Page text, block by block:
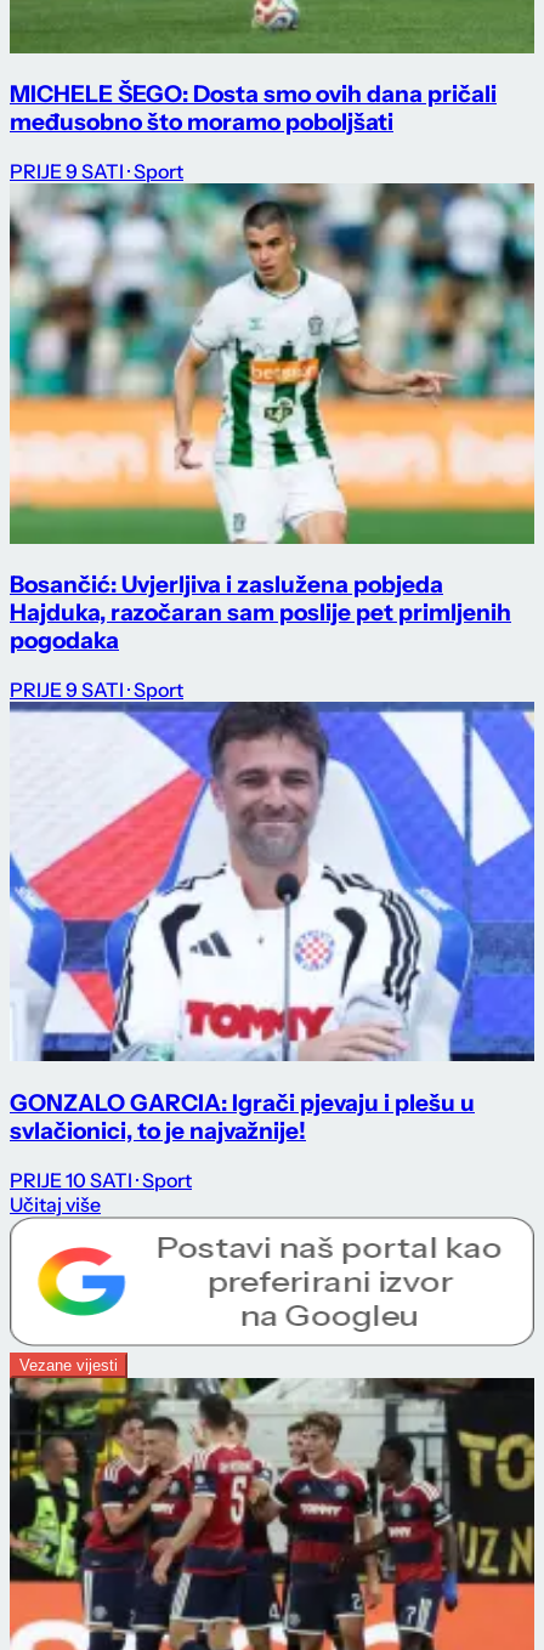
MICHELE ŠEGO: Dosta smo ovih dana pričali
međusobno što moramo poboljšati
PRIJE 9 SATI · Sport
Bosančić: Uvjerljiva i zaslužena pobjeda
Hajduka, razočaran sam poslije pet primljenih
pogodaka
PRIJE 9 SATI · Sport
GONZALO GARCIA: Igrači pjevaju i plešu u
svlačionici, to je najvažnije!
PRIJE 10 SATI · Sport
Učitaj više
Vezane vijesti